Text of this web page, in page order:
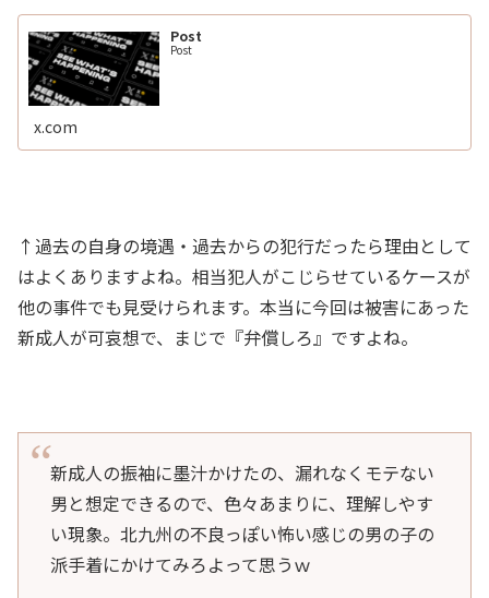
Post
Post
x.com
↑過去の自身の境遇・過去からの犯行だったら理由として
はよくありますよね。相当犯人がこじらせているケースが
他の事件でも見受けられます。本当に今回は被害にあった
新成人が可哀想で、まじで『弁償しろ』ですよね。
新成人の振袖に墨汁かけたの、漏れなくモテない
男と想定できるので、色々あまりに、理解しやす
い現象。北九州の不良っぽい怖い感じの男の子の
派手着にかけてみろよって思うｗ